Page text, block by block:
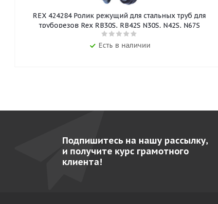
REX 424284 Ролик режущий для стальных труб для
труборезов Rex RB30S, RB42S N30S, N42S, N67S
Есть в наличии
Подпишитесь на нашу рассылку,
и получите курс грамотного
клиента!